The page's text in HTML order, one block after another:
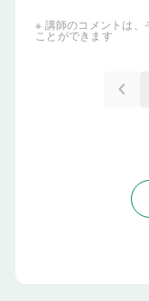
※ 講師のコメントは、
ことができます
keyboard_arrow_left